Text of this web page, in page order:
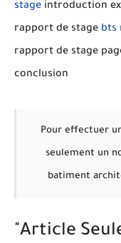
stage introduction
rapport de stage bts
rapport de stage
conclusion
Pour effectuer
seulement un
batiment
"Article